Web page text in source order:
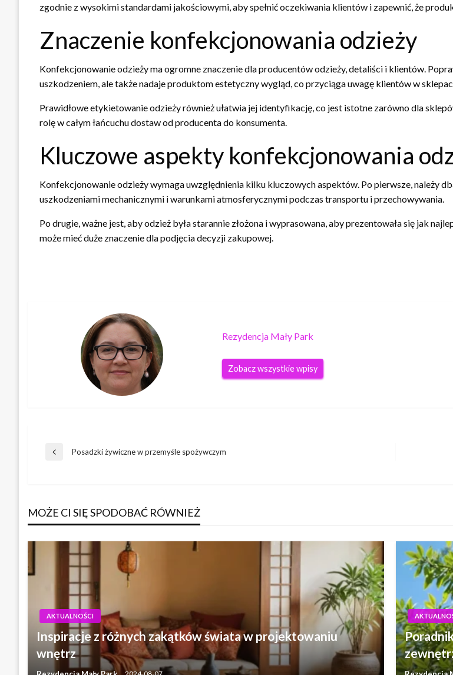
zgodnie z wysokimi standardami jakościowymi, aby spełnić oczekiwania klientów i zapewnić, że
Znaczenie konfekcjonowania odzieży
Konfekcjonowanie odzieży ma ogromne znaczenie dla producentów odzieży, detaliści i klientów.
uszkodzeniem, ale także nadaje produktom estetyczny wygląd, co przyciąga uwagę klientów w
Prawidłowe etykietowanie odzieży również ułatwia jej identyfikację, co jest istotne zarówno dla
rolę w całym łańcuchu dostaw od producenta do konsumenta.
Kluczowe aspekty konfekcjonowania
Konfekcjonowanie odzieży wymaga uwzględnienia kilku kluczowych aspektów. Po pierwsze, należy
uszkodzeniami mechanicznymi i warunkami atmosferycznymi podczas transportu i przechowywania.
Po drugie, ważne jest, aby odzież była starannie złożona i wyprasowana, aby prezentowała się jak
może mieć duże znaczenie dla podjęcia decyzji zakupowej.
Rezydencja Mały Park
Zobacz wszystkie wpisy
Nawigacja
Poprzedni
Posadzki żywiczne w przemyśle spożywczym
MOŻE CI SIĘ SPODOBAĆ RÓWNIEŻ
AKTUALNOŚCI
Inspiracje z różnych zakątków świata w projektowaniu
wnętrz